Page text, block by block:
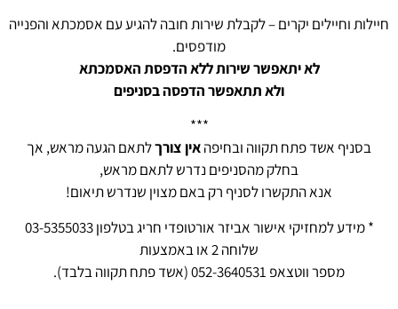
חיילות וחיילים יקרים – לקבלת שירות חובה להגיע עם אסמכתא והפנייה
מודפסים.
לא יתאפשר שירות ללא הדפסת האסמכתא
ולא תתאפשר הדפסה בסניפים
***
בסניף אשד פתח תקווה ובחיפהאין צורךלתאם הגעה מראש, אך
בחלק מהסניפים נדרש לתאם מראש,
אנא התקשרו לסניף רק באם מצוין שנדרש תיאום!
* מידע למחזיקי אישור אביזר אורטופדי חריג בטלפון 03-5355033
שלוחה 2 או באמצעות
מספר ווטצאפ 052-3640531 (אשד פתח תקווה בלבד).